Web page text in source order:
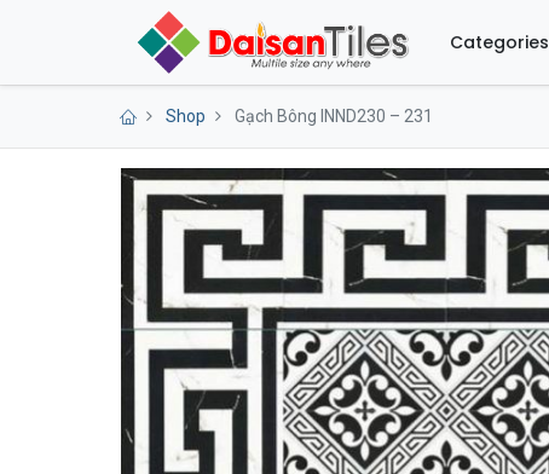
Categories
Shop Gạch Bông INND230 – 231